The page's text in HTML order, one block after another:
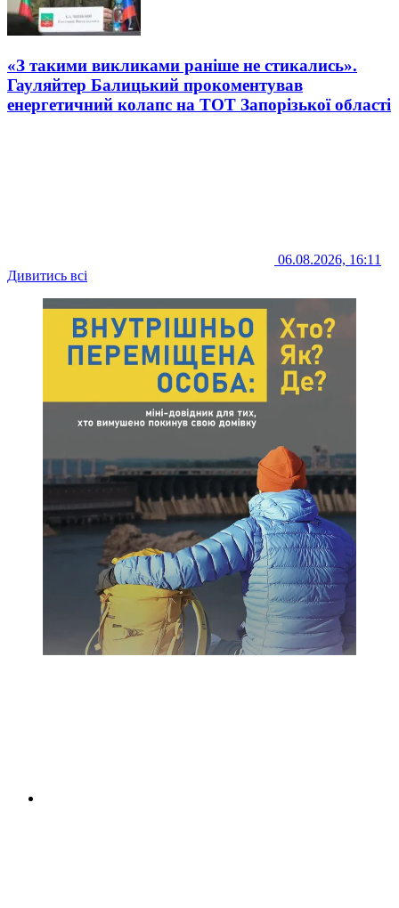
«З такими викликами раніше не стикались».
Гауляйтер Балицький прокоментував
енергетичний колапс на ТОТ Запорізької області
06.08.2026, 16:11
Дивитись всі